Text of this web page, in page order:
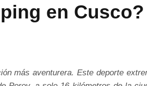
en Cusco?
más aventurera. Este deporte